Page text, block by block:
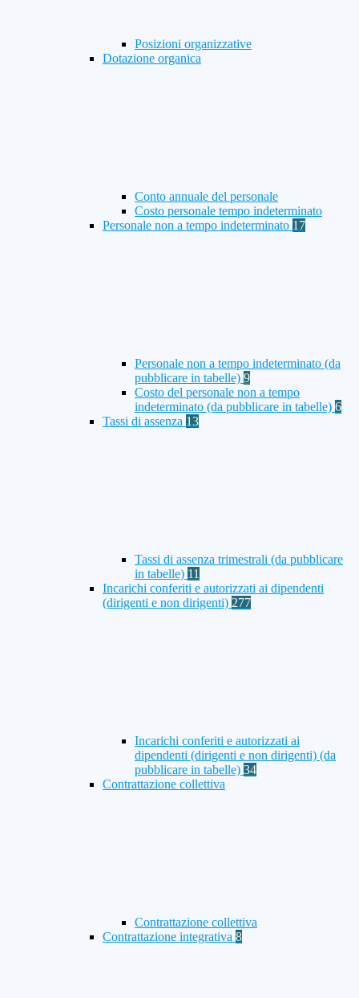
Posizioni organizzative
Dotazione organica
Conto annuale del personale
Costo personale tempo indeterminato
Personale non a tempo indeterminato 17
Personale non a tempo indeterminato (da
pubblicare in tabelle) 9
Costo del personale non a tempo
indeterminato (da pubblicare in tabelle) 6
Tassi di assenza 13
Tassi di assenza trimestrali (da pubblicare
in tabelle) 11
Incarichi conferiti e autorizzati ai dipendenti
(dirigenti e non dirigenti) 277
Incarichi conferiti e autorizzati ai
dipendenti (dirigenti e non dirigenti) (da
pubblicare in tabelle) 34
Contrattazione collettiva
Contrattazione collettiva
Contrattazione integrativa 8